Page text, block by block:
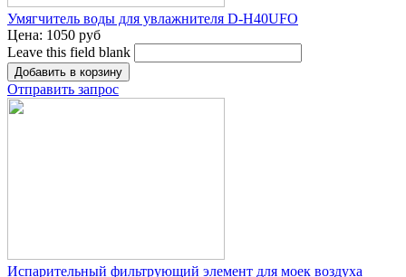
Умягчитель воды для увлажнителя D-H40UFO
Цена: 1050 руб
Leave this field blank
Отправить запрос
Испарительный фильтрующий элемент для моек воздуха